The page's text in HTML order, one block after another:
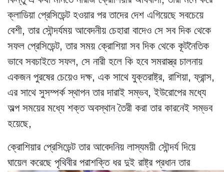
ক্লাডিয়া প্রেসিডেন্ট হওয়ার পর তাদের দেশ এগিয়েছে সবচেয়ে
বেশী, তার সৌন্দর্যময় আবেদনীয় চেহারা বাদেও সে সব দিক থেকে
সফল প্রেসিডেন্ট, তার সময় ক্রোশিয়া সব দিক থেকে কূটনৈতিক
ভাবে সবচাইতে সফল, সে নারী হলে কি হবে সমরাস্ত্র চালনায়
একজন পুরষের চেয়েও দক্ষ, এক সাথে যুক্তরাষ্ট্র, রাশিয়া, ফ্রান্স,
এর সাথে সুসম্পর্ক স্থাপন তার দারাই সম্ভব, ইউরোপের মধ্যে
অল্প সময়ের মধ্যে শক্ত অবস্থান তৈরী করা তার কারনেই সম্ভব
হয়েছে,
ক্রোশিয়ার প্রেসিডেন্ট তার আবেদনিয় লাস্যময়ী সৌন্দর্য দিয়ে
ঘায়েল করেছে পৃথিবীর পরাশক্তি ধর দুই রাষ্ট্র প্রধান তার